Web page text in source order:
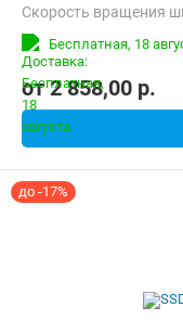
Скорость вращения
Бесплатная, 18
от2 858,00 p.
до -17%